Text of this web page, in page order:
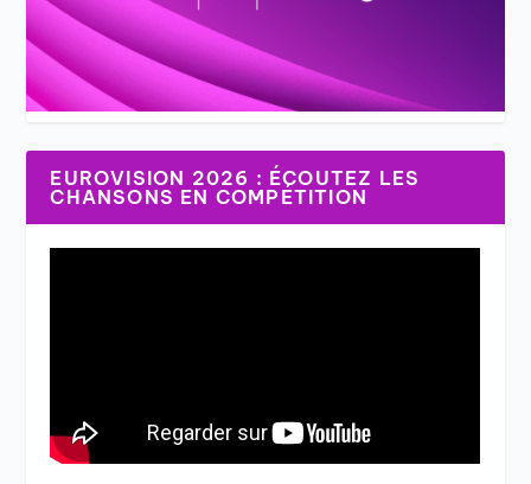
EUROVISION 2026 : ÉCOUTEZ LES
CHANSONS EN COMPÉTITION